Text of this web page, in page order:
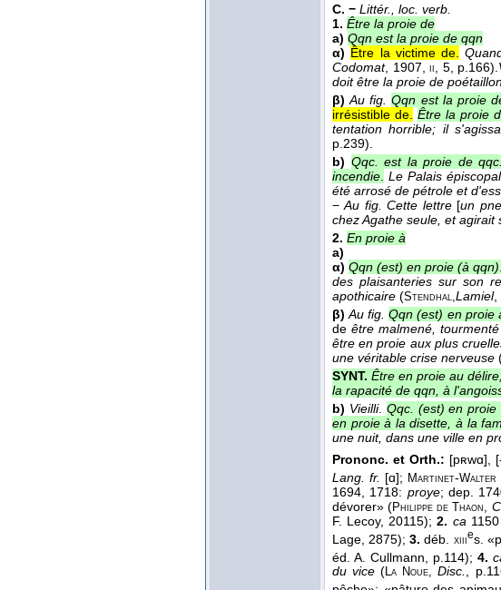
C. − Littér., loc. verb.
1. Être la proie de
a) Qqn est la proie de qqn
α) Être la victime de.
Codomat, 1907,ii, 5, p.166).
doit être la proie de
β) Au fig. Qqn est la proie
irrésistible de. Être la proie
tentation horrible; il
p.239).
b) Qqc. est la proie de qqc.
incendie. Le Palais
été arrosé de pétrole et
−Au fig. Cette lettre[un
chez Agathe seule, et agirait
2. En proie à
a)
α) Qqn (est) en proie (à qqn).
des plaisanteries sur son
apothicaire (Stendhal,Lamiel,
β) Au fig. Qqn (est) en proie
de être malmené,
être en proie aux plus
une véritable crise nerveuse
SYNT. Être en proie au
la rapacité de qqn, à
b) Vieilli. Qqc. (est) en proie
en proie à la disette, à la
une nuit, dans une ville en
Prononc. et Orth.: [pʀwɑ],
Lang. fr. [ɑ]; Martinet-Walter
1694, 1718: proye; dep.
dévorer» (Philippe de Thaon,
F. Lecoy, 20115);2. ca
Lage, 2875);3. déb. xiiies.
éd. A. Cullmann, p.114); 4.
du vice (La Noue,Disc.,